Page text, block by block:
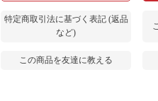
特定商取引法に基づく表記 (返品
など)
この商品を友達に教える